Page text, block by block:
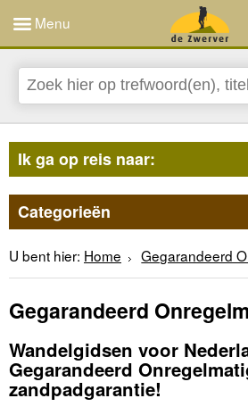
Menu
Ik ga op reis naar:
Categorieën
U bent hier: Home Gegarandeerd
Gegarandeerd
Wandelgidsen voor
Gegarandeerd
zandpadgarantie!